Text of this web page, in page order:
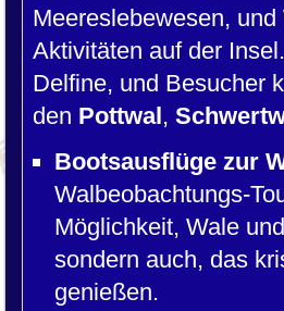
Meereslebewesen,
Aktivitäten auf der
Delfine, und Besucher
den Pottwal,
Bootsausflüge zur
Walbeobachtungs-
Möglichkeit, Wale
sondern auch, das
genießen.